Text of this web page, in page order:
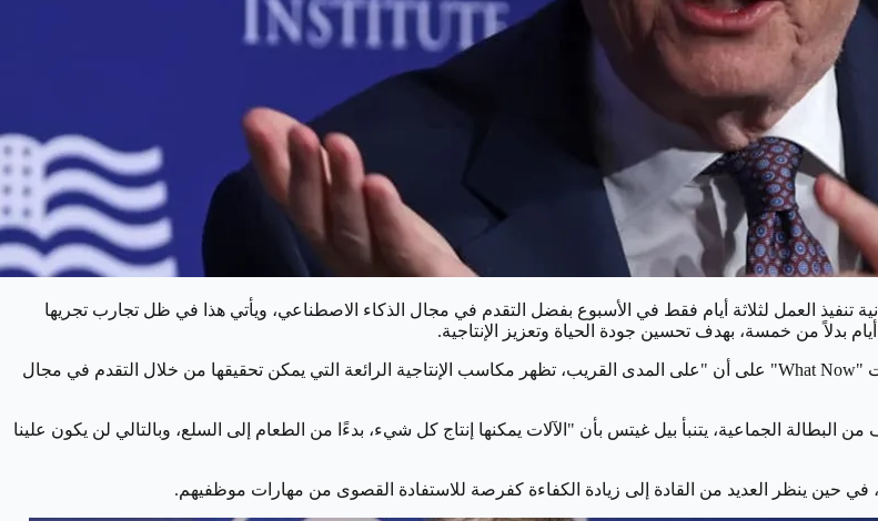
العمل لثلاثة أيام فقط في الأسبوع بفضل التقدم في مجال الذكاء الاصطناعي، ويأتي هذا في ظل تجارب تجريها
بدلاً من خمسة، بهدف تحسين جودة الحياة وتعزيز الإنتاجية.
وشدد المؤسس المشارك لشركة البرمجيات "مايكروسوفت" خلال حديثه في بودكاست "What Now" على أن "على المدى القريب، تظهر مكاسب الإنتاجية الرائعة التي يمكن تحقيقها من خلال التقدم في مجال
الجماعية، يتنبأ بيل غيتس بأن "الآلات يمكنها إنتاج كل شيء، بدءًا من الطعام إلى السلع، وبالتالي لن يكون علينا
حين ينظر العديد من القادة إلى زيادة الكفاءة كفرصة للاستفادة القصوى من مهارات موظفيهم.